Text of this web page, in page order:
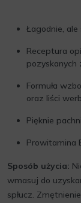
Łagodnie,
Receptura
pozyskanych
Formuła
oraz liści
Pięknie
Prowitamina
Sposób użycia:
wmasuj do
spłucz.